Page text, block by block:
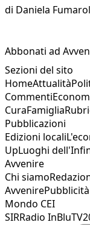
di Daniela
Abbonati ad
Sezioni del sito
HomeAttualità
Commenti
CuraFamiglia
Pubblicazioni
Edizioni locali
UpLuoghi
Avvenire
Chi siamo
AvvenirePubblicità
Mondo CEI
SIRRadio InBlu